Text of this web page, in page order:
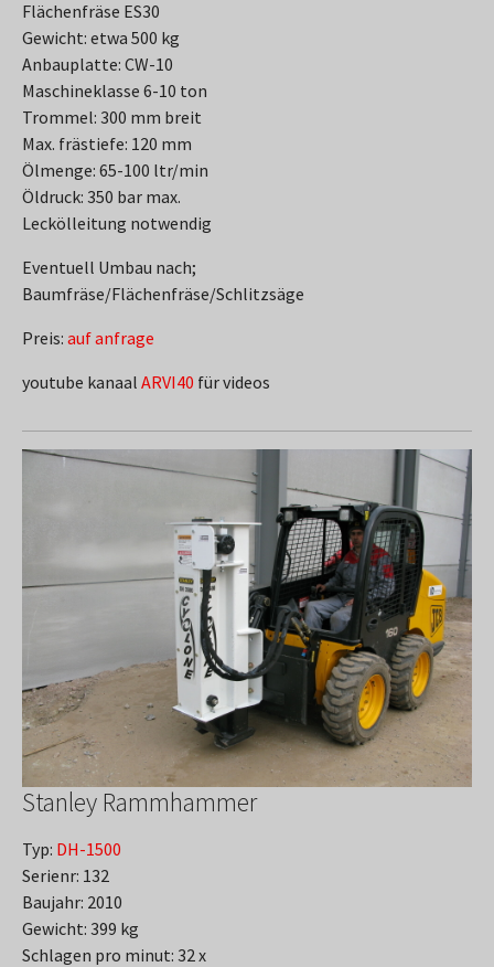
Flächenfräse ES30
Gewicht: etwa 500 kg
Anbauplatte: CW-10
Maschineklasse 6-10 ton
Trommel: 300 mm breit
Max. frästiefe: 120 mm
Ölmenge: 65-100 ltr/min
Öldruck: 350 bar max.
Leckölleitung notwendig
Eventuell Umbau nach;
Baumfräse/Flächenfräse/Schlitzsäge
Preis: auf anfrage
youtube kanaal ARVI40 für videos
Show larger version
Stanley Rammhammer
Typ: DH-1500
Serienr: 132
Baujahr: 2010
Gewicht: 399 kg
Schlagen pro minut: 32 x